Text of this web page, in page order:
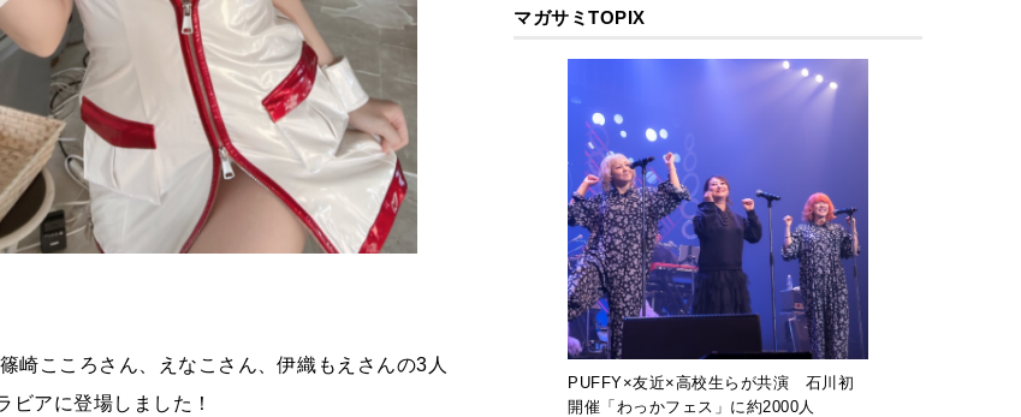
崎こころさん、えなこさん、伊織もえさんの3人
アに登場しました！
マガサミTOPIX
PUFFY×友近×高校生らが共演 石川初
開催「わっかフェス」に約2000人